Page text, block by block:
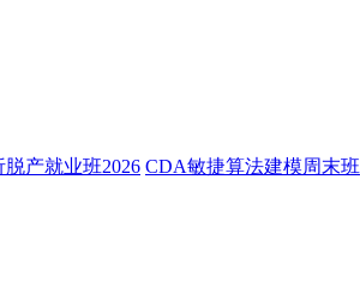
产就业班2026 CDA敏捷算法建模周末班